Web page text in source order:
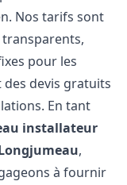
Nos tarifs sont
pour les
devis gratuits
En tant
installateur
,
à fournir